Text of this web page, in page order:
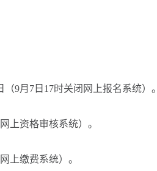
（9月7日17时关闭网上报名系统）。
上资格审核系统）。
上缴费系统）。